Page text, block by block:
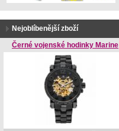
Nejoblíbenější zboží
Černé vojenské hodinky Marine